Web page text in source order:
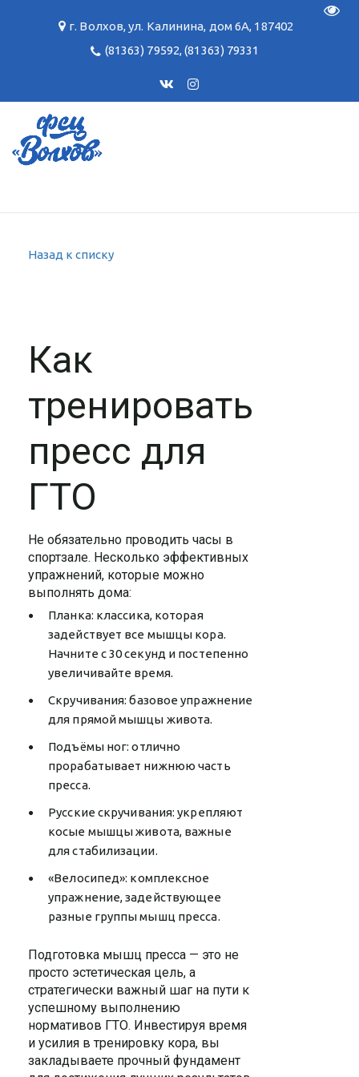
г. Волхов,ул. Калинина, дом 6А, 187402
(81363) 79592,(81363) 79331
Назад к списку
Как
тренировать
пресс для
ГТО
Не обязательно проводить часы в
спортзале. Несколько эффективных
упражнений, которые можно
выполнять дома:
Планка: классика, которая
задействует все мышцы кора.
Начните с 30 секунд и постепенно
увеличивайте время.
Скручивания: базовое упражнение
для прямой мышцы живота.
Подъёмы ног: отлично
прорабатывает нижнюю часть
пресса.
Русские скручивания: укрепляют
косые мышцы живота, важные
для стабилизации.
«Велосипед»: комплексное
упражнение, задействующее
разные группы мышц пресса.
Подготовка мышц пресса — это не
просто эстетическая цель, а
стратегически важный шаг на пути к
успешному выполнению
нормативов ГТО. Инвестируя время
и усилия в тренировку кора, вы
закладываете прочный фундамент